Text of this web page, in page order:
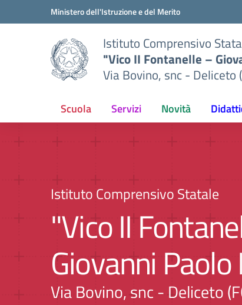
Vai ai contenuti
Vai al menu di navigazioneMinistero dell'Istruzione e del Merito
Istituto Comprensivo
"Vico II Fontanelle –
Via Bovino, snc - Deliceto
Scuola Servizi Novità
Istituto Comprensivo Statale
"Vico II
Giovanni Paolo
Via Bovino, snc - Deliceto